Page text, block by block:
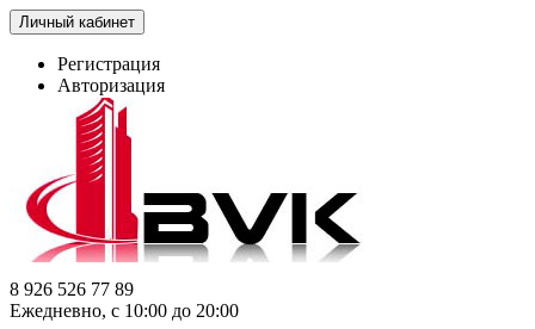
Личный кабинет
Регистрация
Авторизация
8 926 526 77 89
Ежедневно, с 10:00 до 20:00